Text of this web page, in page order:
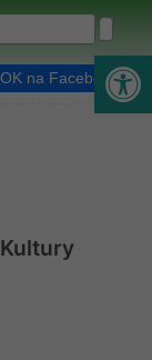
na Facebooku